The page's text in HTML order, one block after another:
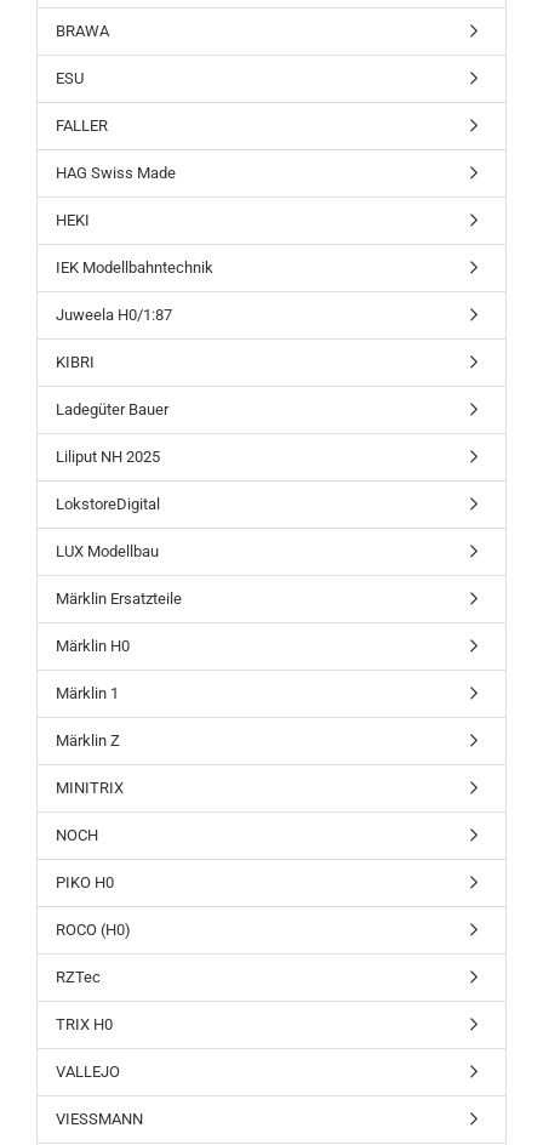
BRAWA
ESU
FALLER
HAG Swiss Made
HEKI
IEK Modellbahntechnik
Juweela H0/1:87
KIBRI
Ladegüter Bauer
Liliput NH 2025
LokstoreDigital
LUX Modellbau
Märklin Ersatzteile
Märklin H0
Märklin 1
Märklin Z
MINITRIX
NOCH
PIKO H0
ROCO (H0)
RZTec
TRIX H0
VALLEJO
VIESSMANN